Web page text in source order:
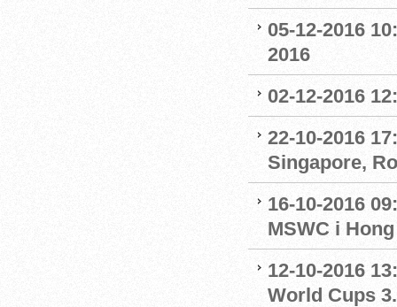
05-12-2016
2016
02-12-2016
22-10-2016
Singapore,
16-10-2016
MSWC i
12-10-2016
World Cups